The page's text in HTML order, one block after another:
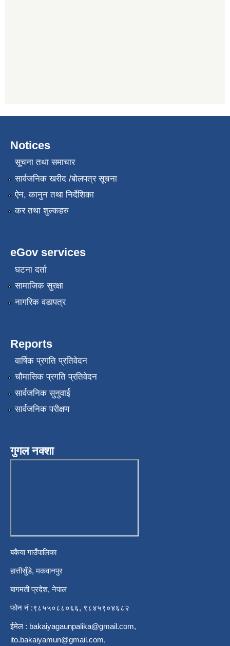
Notices
सूचना तथा समाचार
सार्वजनिक खरीद /बोलपत्र सूचना
ऐन, कानुन तथा निर्देशिका
कर तथा शुल्कहरु
eGov services
घटना दर्ता
सामाजिक सुरक्षा
नागरिक वडापत्र
Reports
वार्षिक प्रगति प्रतिवेदन
चौमासिक प्रगति प्रतिवेदन
सार्वजनिक सुनुवाई
सार्वजनिक परीक्षण
गुगल नक्शा
बकैया गाउँपालिका
हात्तीसुँडे, मकवानपुर
बागमती प्रदेश, नेपाल
फोन नं :९८५५०८८०६६, ९८४५९०४६८२
ईमेल : bakaiyagaunpalika@gmail.com,
ito.bakaiyamun@gmail.com,